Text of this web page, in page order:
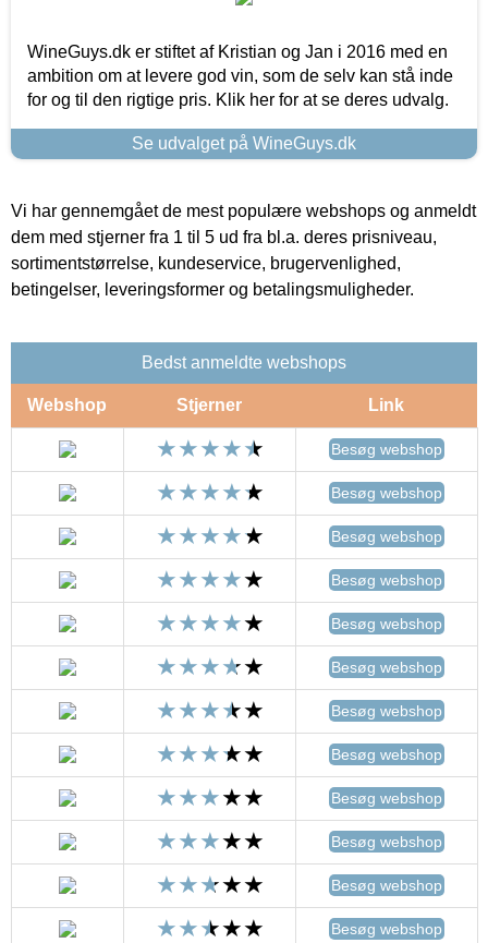
WineGuys.dk er stiftet af Kristian og Jan i 2016 med en
ambition om at levere god vin, som de selv kan stå inde
for og til den rigtige pris. Klik her for at se deres udvalg.
Se udvalget på WineGuys.dk
Vi har gennemgået de mest populære webshops og anmeldt
dem med stjerner fra 1 til 5 ud fra bl.a. deres prisniveau,
sortimentstørrelse, kundeservice, brugervenlighed,
betingelser, leveringsformer og betalingsmuligheder.
Bedst anmeldte webshops
Webshop Stjerner Link
Besøg webshop
Besøg webshop
Besøg webshop
Besøg webshop
Besøg webshop
Besøg webshop
Besøg webshop
Besøg webshop
Besøg webshop
Besøg webshop
Besøg webshop
Besøg webshop